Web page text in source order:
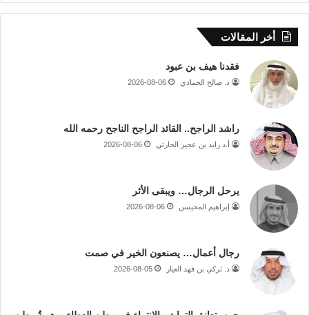
أخر المقالات
فقدنا هيف بن عبود
د. صالح الحمادي 2026-08-06
راشد الراجح.. القائد الراجح الناجح رحمه الله
أ.د زايد بن عجير الحارثي 2026-08-06
يرحل الرجال… ويبقى الأثر
إبراهيم المحيسن 2026-08-06
رجال أعمال… يصنعون الخير في صمت
د. تركي بن فهد العيار 2026-08-05